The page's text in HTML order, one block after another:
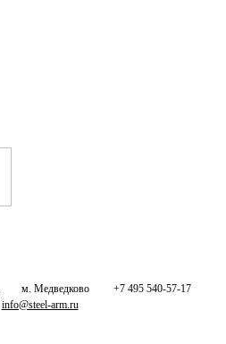
м. Медведково
+7 495 540-57-17
info@steel-arm.ru